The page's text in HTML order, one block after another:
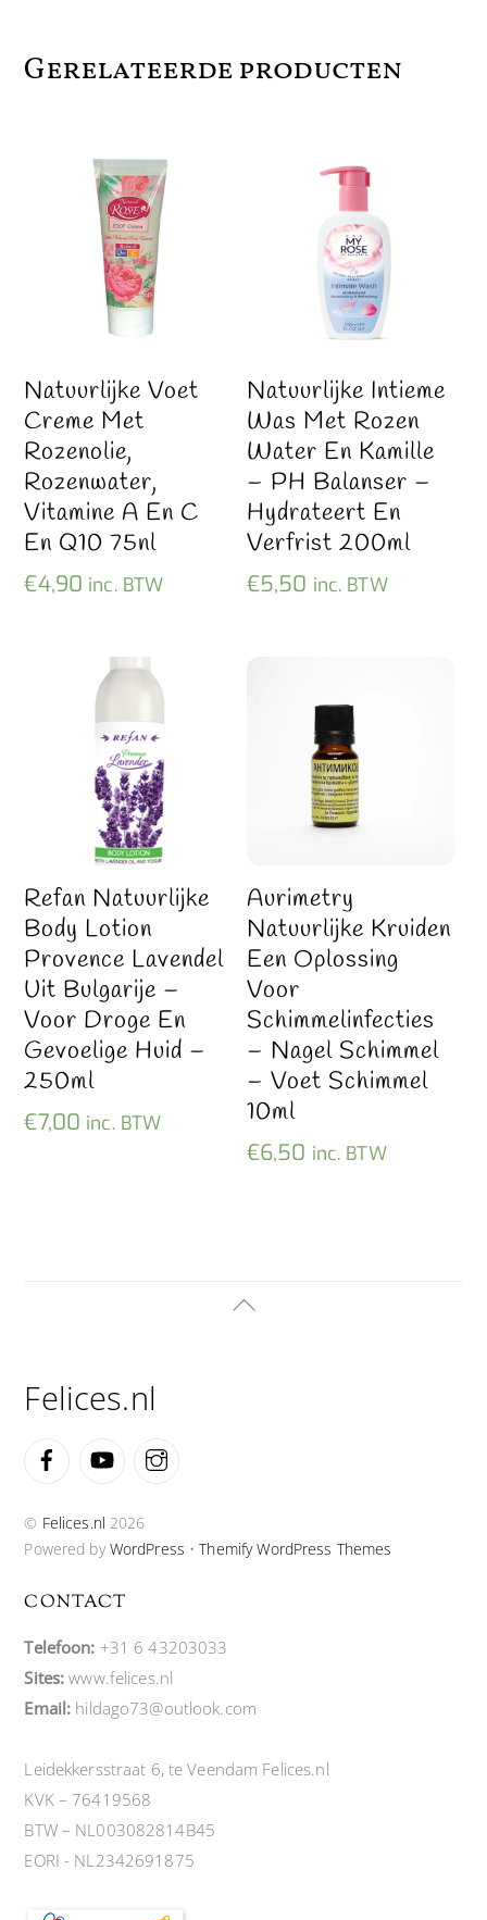
Gerelateerde producten
Natuurlijke Voet
Creme Met
Rozenolie,
Rozenwater,
Vitamine A En C
En Q10 75nl
€4,90 inc. BTW
Natuurlijke Intieme
Was Met Rozen
Water En Kamille
– PH Balanser –
Hydrateert En
Verfrist 200ml
€5,50 inc. BTW
Refan Natuurlijke
Body Lotion
Provence Lavendel
Uit Bulgarije –
Voor Droge En
Gevoelige Huid –
250ml
€7,00 inc. BTW
Aurimetry
Natuurlijke Kruiden
Een Oplossing
Voor
Schimmelinfecties
– Nagel Schimmel
– Voet Schimmel
10ml
€6,50 inc. BTW
Back
Felices.nl
FacebookYouTube
© Felices.nl 2026
Powered byWordPress •Themify WordPress Themes
CONTACT
Telefoon: +31 6 43203033
Sites: www.felices.nl
Email: hildago73@outlook.com
Leidekkersstraat 6, te Veendam Felices.nl
KVK – 76419568
BTW – NL003082814B45
EORI - NL2342691875